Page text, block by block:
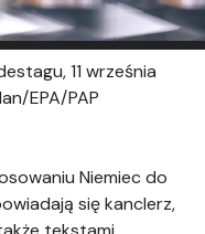
11 września
EPA/PAP
Niemiec do
się kanclerz,